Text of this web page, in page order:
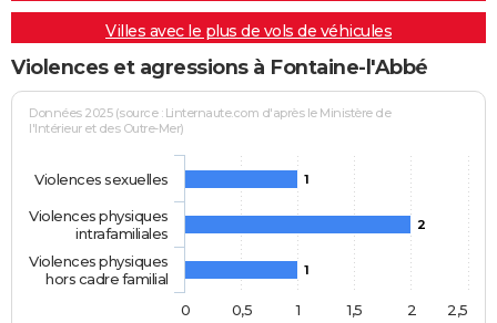
Villes avec le plus de vols de véhicules
Violences et agressions à Fontaine-l'Abbé
Données 2025 (source : Linternaute.com d'après le Ministère de
l'Intérieur et des Outre-Mer)
1
2
1
Violences sexuelles
Violences physiques
intrafamiliales
Violences physiques
hors cadre familial
0
0,5 1 1,5 2 2,5